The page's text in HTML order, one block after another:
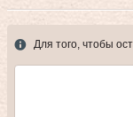
Для того, чтобы